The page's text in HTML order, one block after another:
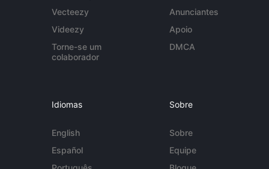
Vecteezy
Videezy
Torne-se um
colaborador
Anunciantes
Apoio
DMCA
Idiomas
English
Español
Sobre
Sobre
Equipe